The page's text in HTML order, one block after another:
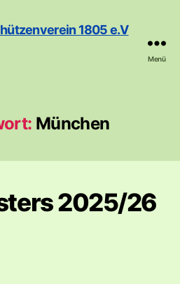
e.V
Menü
München
2025/26